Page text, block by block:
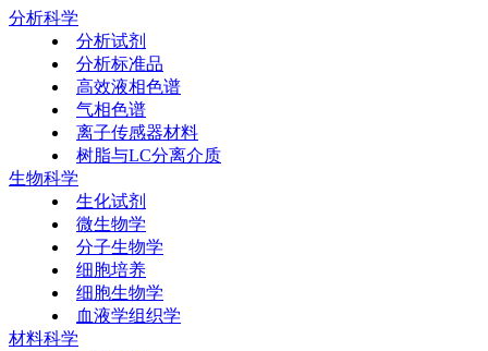
分析科学
分析试剂
分析标准品
高效液相色谱
气相色谱
离子传感器材料
树脂与LC分离介质
生物科学
生化试剂
微生物学
分子生物学
细胞培养
细胞生物学
血液学组织学
材料科学